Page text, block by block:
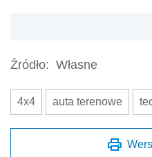
Źródło: Własne
4x4 auta terenowe